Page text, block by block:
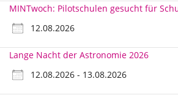
MINTwoch: Pilotschulen gesucht für
12.08.2026
Lange Nacht der Astronomie 2026
12.08.2026 - 13.08.2026